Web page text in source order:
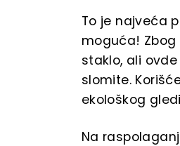
To je najveća
moguća!
staklo, ali
slomite.
ekološkog
Na